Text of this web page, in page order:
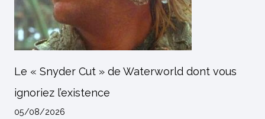
Le « Snyder Cut » de Waterworld dont vous
ignoriez l’existence
05/08/2026